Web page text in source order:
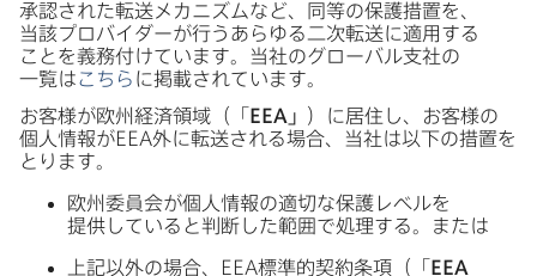
承認された​転送メカニズムなど、​同等の​保護措置を、​
当該プロバイダーが​行う​あらゆる​二次転送に​適用する​
ことを​義務付けています。​当社の​グローバル支社の​
一覧はこちら に​掲載されています。
お客様が​欧州経済領域​（​「 EEA 」
）に​居住し、​お客様の​
個人情報がEEA外に​転送される​場合、​当社は​以下の​措置を​
とります。
欧州委員会が​個人情報の​適切な​保護レベルを​
提供していると​判断した​範囲で​処理する。​または
上記以外の​場合、 EEA標準的契約条項（「 EEA